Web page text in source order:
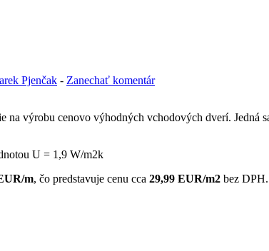
Pjenčak - Zanechať komentár
výrobu cenovo výhodných vchodových dverí. Jedná
U = 1,9 W/m2k
m, čo predstavuje cenu cca 29,99 EUR/m2 bez DPH.